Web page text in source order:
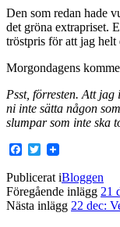
Den som redan hade
det gröna extrapriset.
tröstpris för att jag helt
Morgondagens
Psst, förresten. Att
ni inte sätta någon
slumpar som inte ska
Facebook
Twitter
Publicerat iBloggen
Föregående inlägg 21
Nästa inlägg 22 dec: